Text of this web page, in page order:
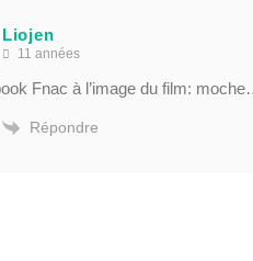
Liojen
11 années
Fnac à l’image du film:
Répondre